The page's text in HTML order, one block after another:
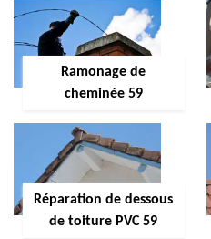
Ramonage de
cheminée 59
Réparation de dessous
de toiture PVC 59